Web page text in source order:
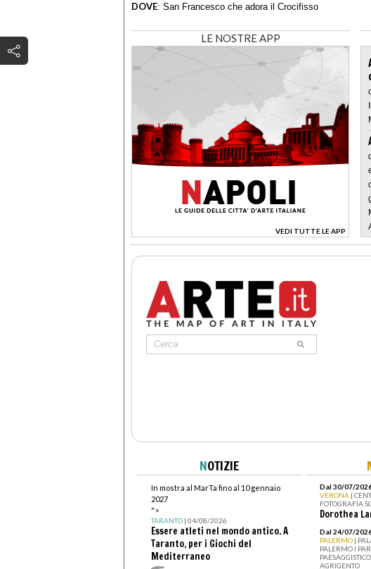
DOVE: San Francesco che adora il Crocifisso
LE NOSTRE APP
VEDI TUTTE LE APP
>
NOTIZIE
In mostra al MarTa fino al 10 gennaio
2027
">
TARANTO| 04/08/2026
Essere atleti nel mondo antico. A
Taranto, per i Giochi del
Mediterraneo
Dal 30/07/
VERONA |
FOTOGRAFIA
Dorothea
Dal 24/07/
PALERMO |
PALERMO I
AGRIGENTO